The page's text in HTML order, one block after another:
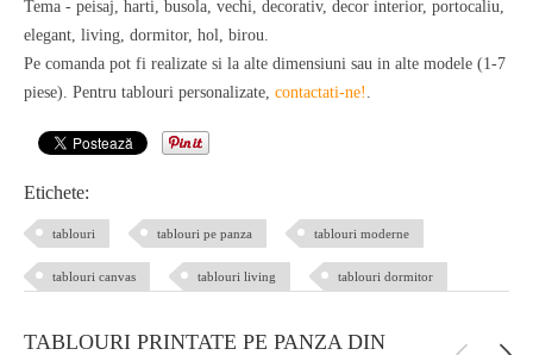
Tema - peisaj, harti, busola, vechi, decorativ, decor interior, portocaliu,
elegant, living, dormitor, hol, birou.
Pe comanda pot fi realizate si la alte dimensiuni sau in alte modele (1-7
piese). Pentru tablouri personalizate, contactati-ne! .
Etichete:
tablouri tablouri pe panza tablouri moderne
tablouri canvas tablouri living tablouri dormitor
TABLOURI PRINTATE PE PANZA DIN